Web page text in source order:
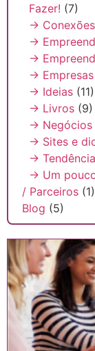
Fazer! (7)
→
→
→
→
→ Ideias (11)
→ Livros (9)
→ Negócios
→ Sites e
→
→ Um
/ Parceiros (1)
Blog (5)